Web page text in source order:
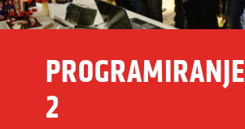
PROGRAMIRANJE
2